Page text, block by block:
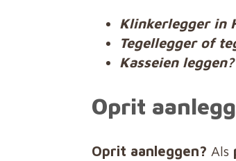
Klinkerlegger in
Tegellegger of
Kasseien leggen?
Oprit
Oprit aanleggen? Als